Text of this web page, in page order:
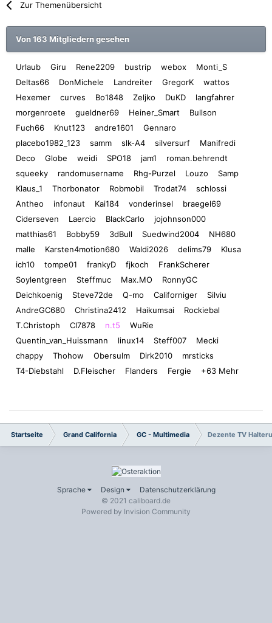
Zur Themenübersicht
Von 163 Mitgliedern gesehen
Urlaub Giru Rene2209 bustrip webox
Monti_S
Deltas66
DonMichele Landreiter GregorK
wattos
Hexemer
curves Bo1848 Zeljko DuKD
langfahrer
morgenroete
gueldner69 Heiner_Smart
Bullson
Fuch66
Knut123 andre1601
Gennaro
placebo1982_123
samm slk-A4 silversurf
Manifredi
Deco
Globe weidi SPO18 jam1
roman.behrendt
squeeky
randomusername Rhg-Purzel Louzo
Samp
Klaus_1
Thorbonator Robmobil Trodat74
schlossi
Antheo
infonaut Kai184 vonderinsel
braegel69
Ciderseven
Laercio BlackCarlo
jojohnson000
matthias61
Bobby59 3dBull Suedwind2004
NH680
malle
Karsten4motion680 Waldi2026 delims79
Klusa
ich10
tompe01 frankyD fjkoch
FrankScherer
Soylentgreen
Steffmuc Max.MO
RonnyGC
Deichkoenig
Steve72de Q-mo Californiger
Silviu
AndreGC680
Christina2412 Haikumsai
Rockiebal
T.Christoph
Cl7878 n.t5
WuRie
Quentin_van_Huissmann
linux14 Steff007
Mecki
chappy
Thohow Obersulm Dirk2010
mrsticks
T4-Diebstahl
D.Fleischer Flanders Fergie +63 Mehr
Startseite Grand California GC - Multimedia Dezente TV
Sprache Design
Datenschutzerklärung
© 2021 caliboard.de
Powered by Invision Community